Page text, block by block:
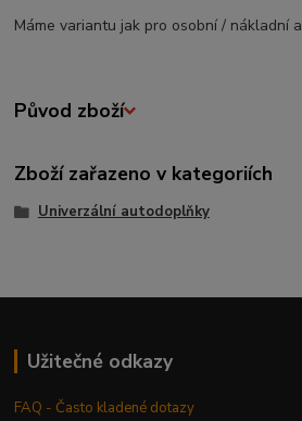
Máme variantu jak pro osobní / nákladní
Původ zboží
Zboží zařazeno v kategoriích
Univerzální autodoplňky
Užitečné odkazy
FAQ - Často kladené dotazy